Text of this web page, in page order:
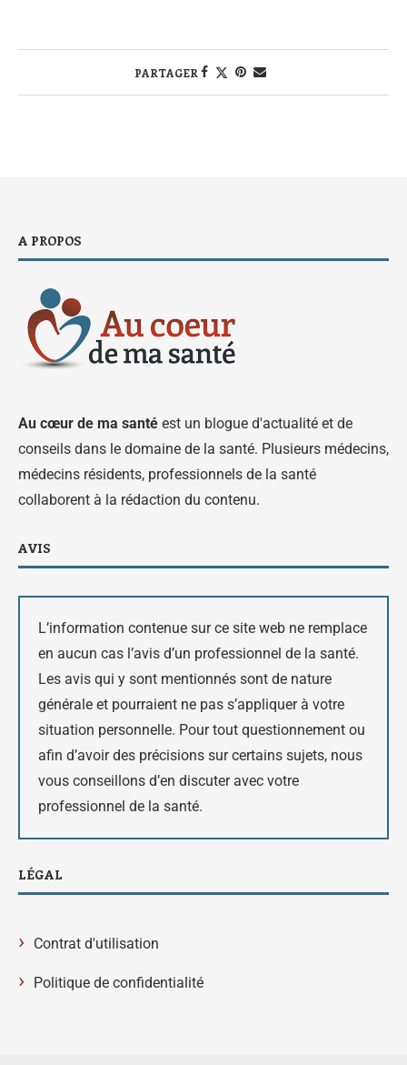
PARTAGER
A PROPOS
Au cœur de ma santé est un blogue d'actualité et de
conseils dans le domaine de la santé. Plusieurs médecins,
médecins résidents, professionnels de la santé
collaborent à la rédaction du contenu.
AVIS
L’information contenue sur ce site web ne remplace
en aucun cas l’avis d’un professionnel de la santé.
Les avis qui y sont mentionnés sont de nature
générale et pourraient ne pas s’appliquer à votre
situation personnelle. Pour tout questionnement ou
afin d’avoir des précisions sur certains sujets, nous
vous conseillons d’en discuter avec votre
professionnel de la santé.
LÉGAL
› Contrat d'utilisation
› Politique de confidentialité